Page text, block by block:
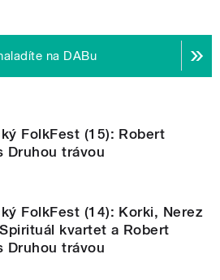
na DABu
FolkFest (15): Robert
Druhou trávou
FolkFest (14): Korki, Nerez
kvartet a Robert
Druhou trávou